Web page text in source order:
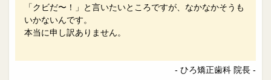
「クビだ〜！」と言いたいところですが、なかなかそうも
いかないんです。
本当に申し訳ありません。
- ひろ矯正歯科 院長 -